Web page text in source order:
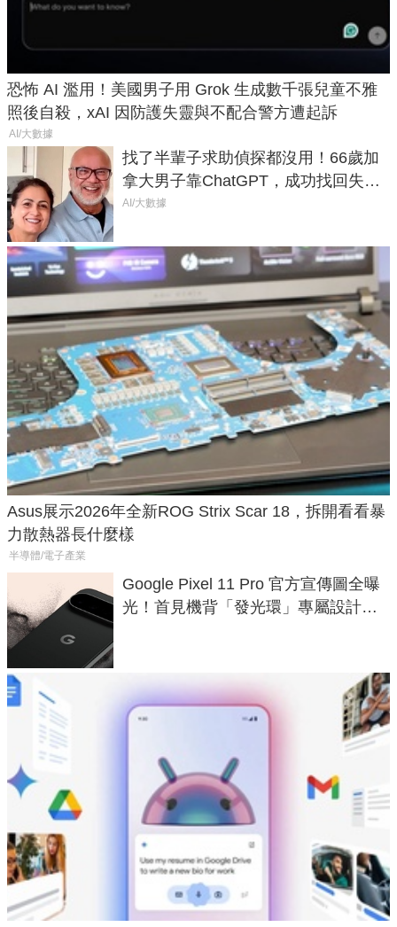
恐怖 AI 濫用！美國男子用 Grok 生成數千張兒童不雅
照後自殺，xAI 因防護失靈與不配合警方遭起訴
AI/大數據
找了半輩子求助偵探都沒用！66歲加
拿大男子靠ChatGPT，成功找回失散
50年家人
AI/大數據
Asus展示2026年全新ROG Strix Scar 18，拆開看看暴
力散熱器長什麼樣
半導體/電子產業
Google Pixel 11 Pro 官方宣傳圖全曝
光！首見機背「發光環」專屬設計、